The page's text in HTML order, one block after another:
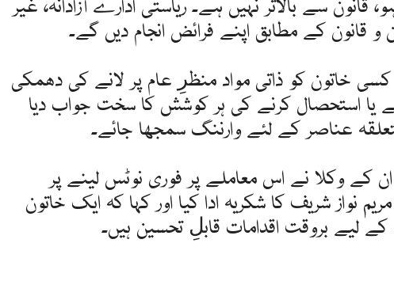
قانون سے بالاتر نہیں ہے۔ ریاستی ادارے آزادانہ، غیر
و قانون کے مطابق اپنے فرائض انجام دیں گے۔
کسی خاتون کو ذاتی مواد منظرِ عام پر لانے کی دھمکی
یا استحصال کرنے کی ہر کوشش کا سخت جواب دیا
عناصر کے لئے وارننگ سمجھا جائے۔
ان کے وکلا نے اس معاملے پر فوری نوٹس لینے پر
نواز شریف کا شکریہ ادا کیا اور کہا کہ ایک خاتون
لیے بروقت اقدامات قابلِ تحسین ہیں۔